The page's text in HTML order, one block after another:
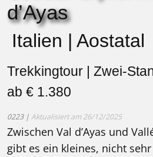
d’Ayas
Italien | Aostatal
Trekkingtour | Zwei-
ab € 1.380
0223 | Aktualisiert am 26/12/2025
Zwischen Val d’Ayas und
gibt es ein kleines, nicht